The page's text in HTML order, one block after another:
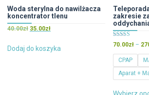
Woda sterylna do nawilżacza
koncentrator tlenu
40.00zł Pierwotna
wynosiła:
35.00złAktualna
wynosi:
Dodaj do koszyka
zakresie
Oceniono
4.86
na 5
70.00zł –
CPAP
Aparat +